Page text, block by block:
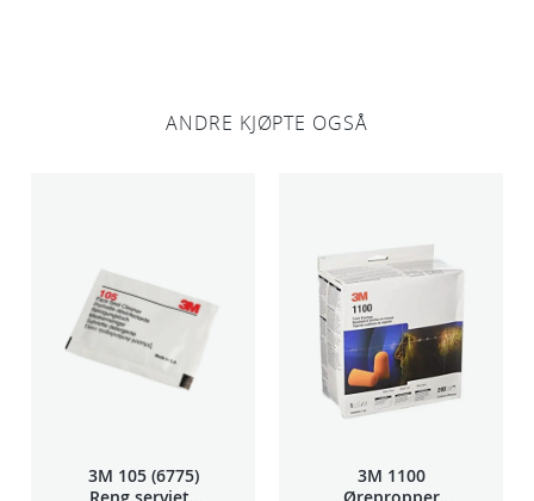
ANDRE KJØPTE OGSÅ
3M 105 (6775)
3M 1100